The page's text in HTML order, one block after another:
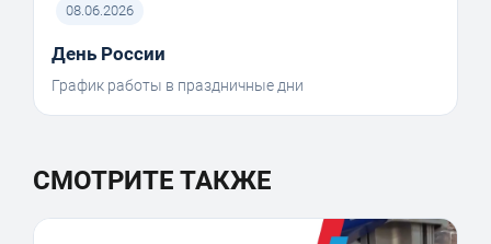
08.06.2026
День России
График работы в праздничные дни
СМОТРИТЕ ТАКЖЕ